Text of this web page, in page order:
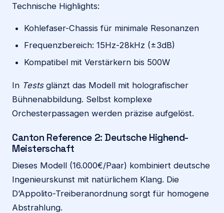
Technische Highlights:
Kohlefaser-Chassis für minimale Resonanzen
Frequenzbereich: 15Hz-28kHz (±3dB)
Kompatibel mit Verstärkern bis 500W
In Testsglänzt das Modell mit holografischer
Bühnenabbildung. Selbst komplexe
Orchesterpassagen werden präzise aufgelöst.
Canton Reference 2: Deutsche Highend-
Meisterschaft
Dieses Modell (16.000€/Paar) kombiniert deutsche
Ingenieurskunst mit natürlichem Klang. Die
D’Appolito-Treiberanordnung sorgt für homogene
Abstrahlung.